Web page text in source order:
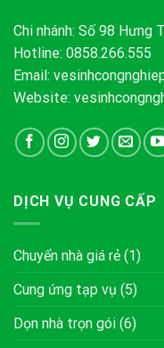
Chi nhánh: Số 98 Hưng
Hotline: 0858.266.555
Email:
Website:
DỊCH VỤ CUNG CẤP
Chuyển nhà giá rẻ (1)
Cung ứng tạp vụ (5)
Dọn nhà trọn gói (6)